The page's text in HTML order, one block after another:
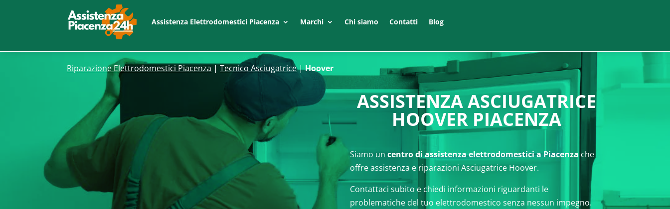
Assistenza Elettrodomestici Piacenza Marchi Chi siamo Contatti Blog
Riparazione Elettrodomestici Piacenza |Tecnico Asciugatrice|Hoover
ASSISTENZA ASCIUGATRICE
HOOVER PIACENZA
Siamo un centro di assistenza elettrodomestici a Piacenza che
offre assistenza e riparazioni Asciugatrice Hoover.
Contattaci subito e chiedi informazioni riguardanti le
problematiche del tuo elettrodomestico senza nessun impegno.